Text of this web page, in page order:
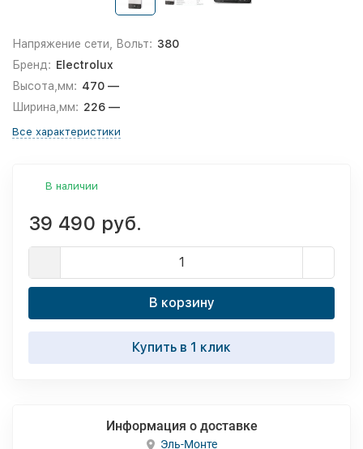
Напряжение сети, Вольт: 380
Бренд: Electrolux
Высота,мм: 470 —
Ширина,мм: 226 —
Все характеристики
В наличии
39 490 руб.
В корзину
Купить в 1 клик
Информация о доставке
Эль-Монте